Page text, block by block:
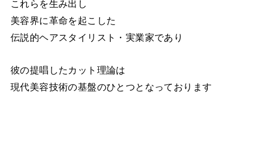
これらを生み出し
美容界に革命を起こした
伝説的ヘアスタイリスト・実業家であり
彼の提唱したカット理論は
現代美容技術の基盤のひとつとなっております